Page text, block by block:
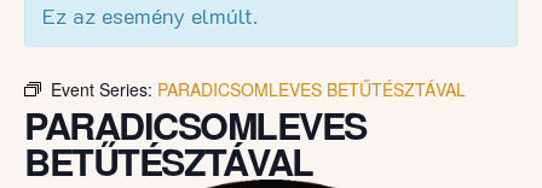
Ez az esemény elmúlt.
Event Series: PARADICSOMLEVES BETŰTÉSZTÁVAL
PARADICSOMLEVES
BETŰTÉSZTÁVAL